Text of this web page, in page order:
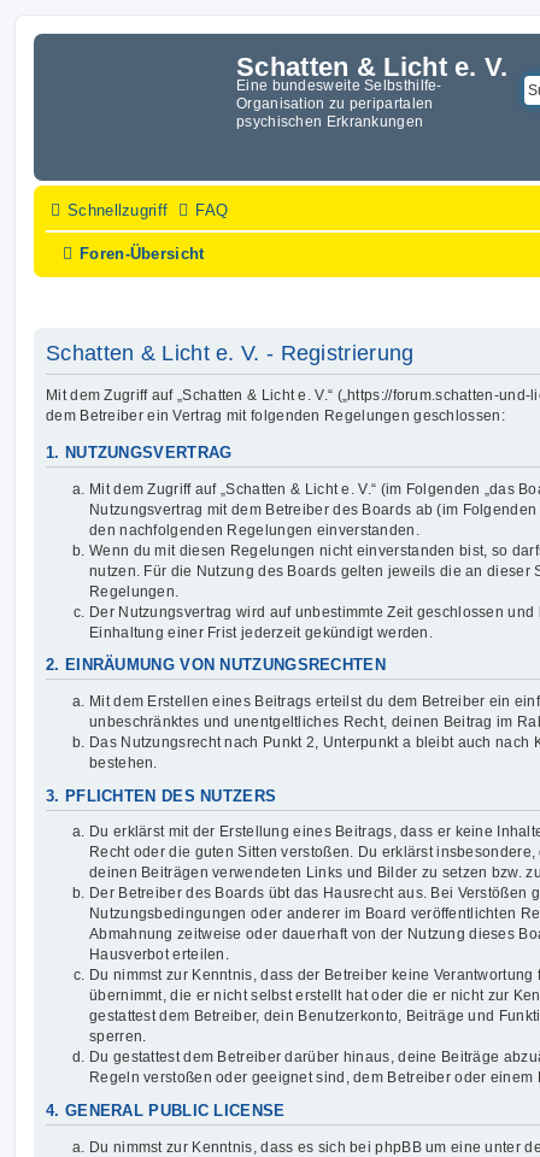
Schatten & Licht e. V.
Eine bundesweite Selbsthilfe-
Organisation zu peripartalen
psychischen Erkrankungen
Schnellzugriff FAQ
Foren-Übersicht
Schatten & Licht e. V. - Registrierung
Mit dem Zugriff auf „Schatten & Licht e. V.“ („https://forum.schatten-
dem Betreiber ein Vertrag mit folgenden Regelungen geschlossen:
1. NUTZUNGSVERTRAG
Mit dem Zugriff auf „Schatten & Licht e. V.“ (im Folgenden „das
Nutzungsvertrag mit dem Betreiber des Boards ab (im
den nachfolgenden Regelungen einverstanden.
Wenn du mit diesen Regelungen nicht einverstanden bist, so
nutzen. Für die Nutzung des Boards gelten jeweils die an dieser
Regelungen.
Der Nutzungsvertrag wird auf unbestimmte Zeit geschlossen
Einhaltung einer Frist jederzeit gekündigt werden.
2. EINRÄUMUNG VON NUTZUNGSRECHTEN
Mit dem Erstellen eines Beitrags erteilst du dem Betreiber ein
unbeschränktes und unentgeltliches Recht, deinen Beitrag im
Das Nutzungsrecht nach Punkt 2, Unterpunkt a bleibt auch nach
bestehen.
3. PFLICHTEN DES NUTZERS
Du erklärst mit der Erstellung eines Beitrags, dass er keine
Recht oder die guten Sitten verstoßen. Du erklärst
deinen Beiträgen verwendeten Links und Bilder zu setzen bzw.
Der Betreiber des Boards übt das Hausrecht aus. Bei Verstößen
Nutzungsbedingungen oder anderer im Board veröffentlichten
Abmahnung zeitweise oder dauerhaft von der Nutzung dieses
Hausverbot erteilen.
Du nimmst zur Kenntnis, dass der Betreiber keine
übernimmt, die er nicht selbst erstellt hat oder die er nicht zur
gestattest dem Betreiber, dein Benutzerkonto, Beiträge und
sperren.
Du gestattest dem Betreiber darüber hinaus, deine Beiträge
Regeln verstoßen oder geeignet sind, dem Betreiber oder einem
4. GENERAL PUBLIC LICENSE
Du nimmst zur Kenntnis, dass es sich bei phpBB um eine unter